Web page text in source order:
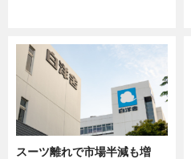
スーツ離れで市場半減も増